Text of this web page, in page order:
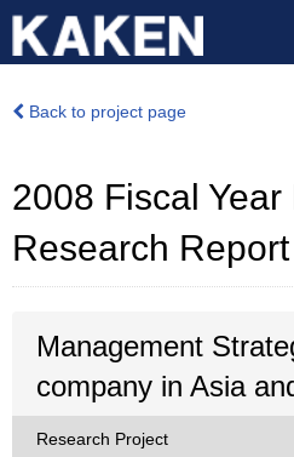
Back to project page
2008 Fiscal Year
Research Report
Management
company in Asia
Research Project